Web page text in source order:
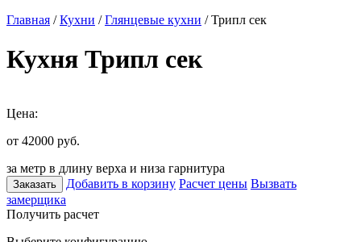
Главная /Кухни /Глянцевые кухни / Трипл сек
Кухня Трипл сек
Цена:
от 42000 руб.
за метр в длину верха и низа гарнитура
Заказать Добавить в корзину Расчет цены Вызвать
замерщика
Получить расчет